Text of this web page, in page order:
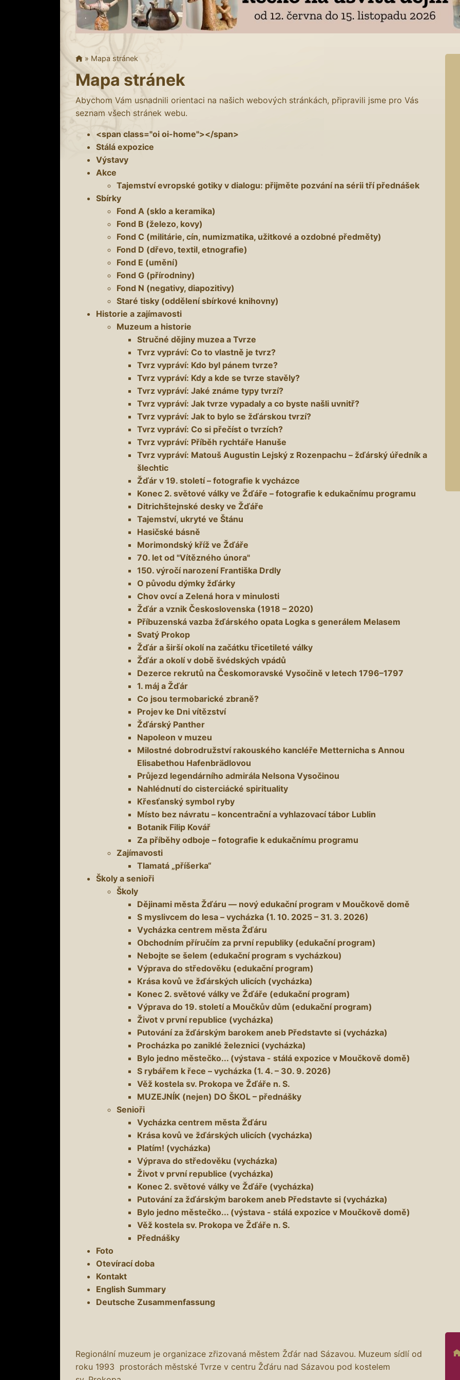
» Mapa stránek
Mapa stránek
Abychom Vám usnadnili orientaci na našich webových stránkách, připravili jsme pro Vás
seznam všech stránek webu.
<span class="oi oi-home"></span>
Stálá expozice
Výstavy
Akce
Tajemství evropské gotiky v dialogu: přijměte pozvání na sérii tří přednášek
Sbírky
Fond A (sklo a keramika)
Fond B (železo, kovy)
Fond C (militárie, cín, numizmatika, užitkové a ozdobné předměty)
Fond D (dřevo, textil, etnografie)
Fond E (umění)
Fond G (přírodniny)
Fond N (negativy, diapozitivy)
Staré tisky (oddělení sbírkové knihovny)
Historie a zajímavosti
Muzeum a historie
Stručné dějiny muzea a Tvrze
Tvrz vypráví: Co to vlastně je tvrz?
Tvrz vypráví: Kdo byl pánem tvrze?
Tvrz vypráví: Kdy a kde se tvrze stavěly?
Tvrz vypráví: Jaké známe typy tvrzí?
Tvrz vypráví: Jak tvrze vypadaly a co byste našli uvnitř?
Tvrz vypráví: Jak to bylo se žďárskou tvrzí?
Tvrz vypráví: Co si přečíst o tvrzích?
Tvrz vypráví: Příběh rychtáře Hanuše
Tvrz vypráví: Matouš Augustin Lejský z Rozenpachu – žďárský úředník a
šlechtic
Žďár v 19. století – fotografie k vycházce
Konec 2. světové války ve Žďáře – fotografie k edukačnímu programu
Ditrichštejnské desky ve Žďáře
Tajemství, ukryté ve Štánu
Hasičské básně
Morimondský kříž ve Žďáře
70. let od "Vítězného února"
150. výročí narození Františka Drdly
O původu dýmky žďárky
Chov ovcí a Zelená hora v minulosti
Žďár a vznik Československa (1918 – 2020)
Příbuzenská vazba žďárského opata Logka s generálem Melasem
Svatý Prokop
Žďár a širší okolí na začátku třicetileté války
Žďár a okolí v době švédských vpádů
Dezerce rekrutů na Českomoravské Vysočině v letech 1796–1797
1. máj a Žďár
Co jsou termobarické zbraně?
Projev ke Dni vítězství
Žďárský Panther
Napoleon v muzeu
Milostné dobrodružství rakouského kancléře Metternicha s Annou
Elisabethou Hafenbrädlovou
Průjezd legendárního admirála Nelsona Vysočinou
Nahlédnutí do cisterciácké spirituality
Křesťanský symbol ryby
Místo bez návratu – koncentrační a vyhlazovací tábor Lublin
Botanik Filip Kovář
Za příběhy odboje – fotografie k edukačnímu programu
Zajímavosti
Tlamatá „příšerka“
Školy a senioři
Školy
Dějinami města Žďáru — nový edukační program v Moučkově domě
S myslivcem do lesa – vycházka (1. 10. 2025 – 31. 3. 2026)
Vycházka centrem města Žďáru
Obchodním příručím za první republiky (edukační program)
Nebojte se šelem (edukační program s vycházkou)
Výprava do středověku (edukační program)
Krása kovů ve žďárských ulicích (vycházka)
Konec 2. světové války ve Žďáře (edukační program)
Výprava do 19. století a Moučkův dům (edukační program)
Život v první republice (vycházka)
Putování za žďárským barokem aneb Představte si (vycházka)
Procházka po zaniklé železnici (vycházka)
Bylo jedno městečko... (výstava - stálá expozice v Moučkově domě)
S rybářem k řece – vycházka (1. 4. – 30. 9. 2026)
Věž kostela sv. Prokopa ve Žďáře n. S.
MUZEJNÍK (nejen) DO ŠKOL – přednášky
Senioři
Vycházka centrem města Žďáru
Krása kovů ve žďárských ulicích (vycházka)
Platím! (vycházka)
Výprava do středověku (vycházka)
Život v první republice (vycházka)
Konec 2. světové války ve Žďáře (vycházka)
Putování za žďárským barokem aneb Představte si (vycházka)
Bylo jedno městečko... (výstava - stálá expozice v Moučkově domě)
Věž kostela sv. Prokopa ve Žďáře n. S.
Přednášky
Foto
Otevírací doba
Kontakt
English Summary
Deutsche Zusammenfassung
Regionální muzeum je organizace zřizovaná městem Žďár nad Sázavou. Muzeum sídlí od
roku 1993 prostorách městské Tvrze v centru Žďáru nad Sázavou pod kostelem